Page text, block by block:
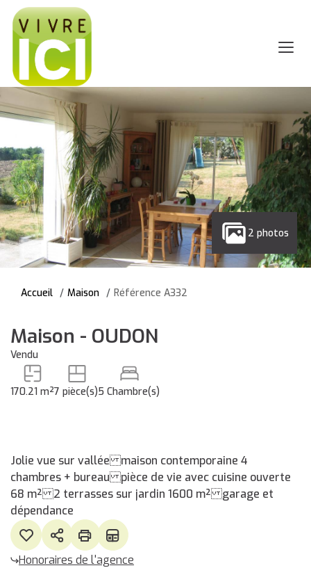
2 photos
Accueil Maison Référence A332
Maison - OUDON
Vendu
170.21 m²7 pièce(s)5 Chambre(s)
Jolie vue sur vallée maison contemporaine 4
chambres + bureau pièce de vie avec cuisine ouverte
68 m² 2 terrasses sur jardin 1600 m² garage et
dépendance
Honoraires de l'agence